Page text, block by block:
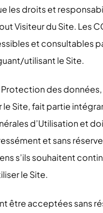
les droits et
Visiteur du Site. Les
et consultables
utilisant le Site.
Protection des données,
le Site, fait partie
d’Utilisation et
et sans
s’ils souhaitent
le Site.
être acceptées sans